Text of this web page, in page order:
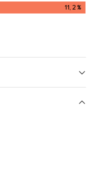
11,2%